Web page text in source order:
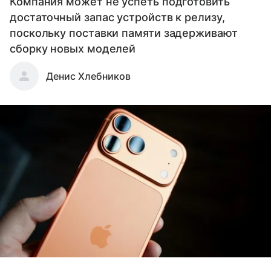
достаточный запас устройств к релизу,
поскольку поставки памяти задерживают
сборку новых моделей
Денис Хлебников